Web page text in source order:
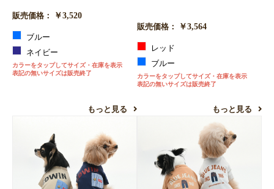
販売価格： ￥3,520
ブルー
ネイビー
カラーをタップしてサイズ・在庫を表示
表記の無いサイズは販売終了
もっと見る
販売価格： ￥3,564
レッド
ブルー
カラーをタップしてサイズ・在庫を表示
表記の無いサイズは販売終了
もっと見る